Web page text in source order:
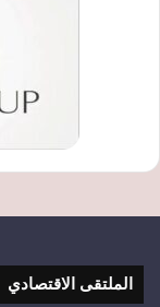
الملتقى الاقتصادي